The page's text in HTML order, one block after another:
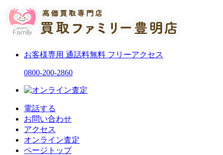
お客様専用 通話料無料 フリーアクセス
0800-200-2860
電話する
お問い合わせ
アクセス
オンライン査定
ページトップ